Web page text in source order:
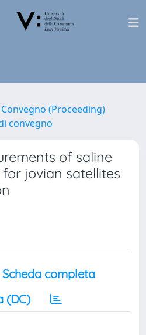
(Proceeding)
convegno
of saline
jovian satellites
Scheda completa
(DC)